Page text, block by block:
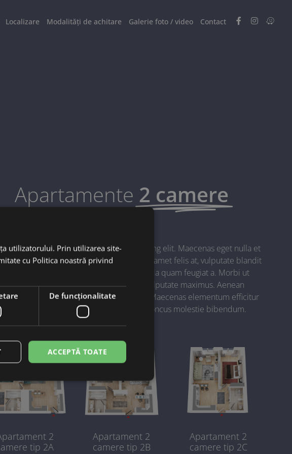
Localizare Modalități de achitare Galerie foto / video Contact
Apartamente 2 camere
dolor sit amet, consectetur adipiscing elit. Maecenas eget nulla et
suscipit. Morbi eros eros, mattis sit amet felis at, vulputate blandit
Sed bibendum nibh metus, sit amet gravida quam feugiat a. Morbi ut
Nunc vehicula tortor sit amet velit vulputate maximus. Aenean
dolor non metus ornare commodo. Maecenas elementum efficitur
aliquam. Donec vitae lacus tellus. Sed rhoncus molestie bibendum.
2
tip 2A
Apartament 2
camere tip 2B
Apartament 2
camere tip 2C
utilizatorului. Prin utilizarea site-
cu Politica noastră privind
De funcţionalitate
ACCEPTĂ TOATE